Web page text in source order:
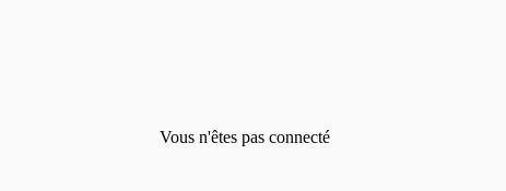
Vous n'êtes pas connecté